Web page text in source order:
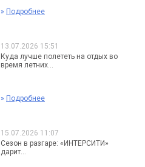
» Подробнее
13.07.2026 15:51
Куда лучше полететь на отдых во
время летних...
» Подробнее
15.07.2026 11:07
Сезон в разгаре: «ИНТЕРСИТИ»
дарит...